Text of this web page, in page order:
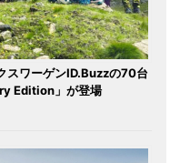
スワーゲンID.Buzzの70台
Edition」が登場